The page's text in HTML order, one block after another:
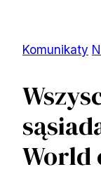
Komunikaty
World